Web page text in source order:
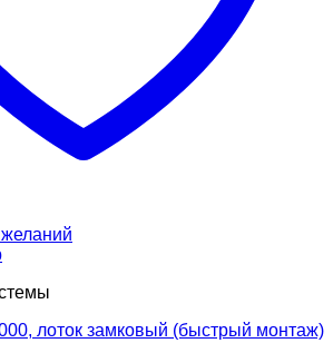
лоток замковый (быстрый монтаж)